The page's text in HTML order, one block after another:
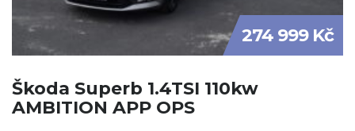
274 999 Kč
Škoda Superb 1.4TSI 110kw
AMBITION APP OPS